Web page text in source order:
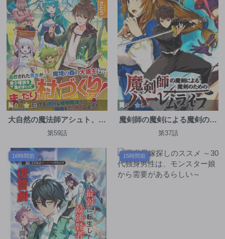
0 10
大自然の魔法師アシュト、廃
れた領地でスローライフ
第59話
0 6.3
魔剣師の魔剣による魔剣のた
めのハーレムライフ
第37話
16時間前 15時間前